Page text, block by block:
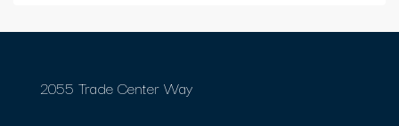
2055 Trade Center Way